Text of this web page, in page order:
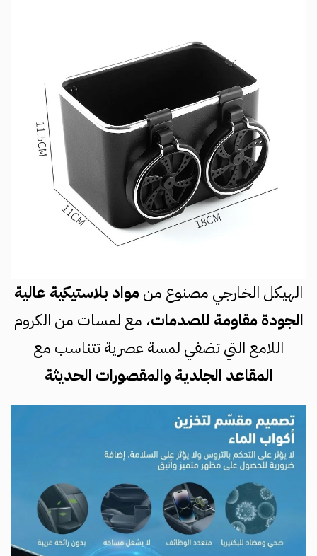
الهيكل الخارجي مصنوع منمواد بلاستيكية عالية
الجودة مقاومة للصدمات، مع لمسات من الكروم
اللامع التي تضفي لمسة عصرية تتناسب مع
المقاعد الجلدية والمقصورات الحديثة